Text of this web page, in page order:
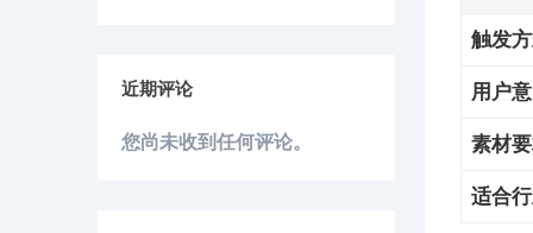
触发
用户
素材
适合
近期评论
您尚未收到任何评论。